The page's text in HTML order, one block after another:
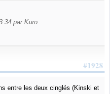
par Kuro
#1928
entre les deux cinglés (Kinski et